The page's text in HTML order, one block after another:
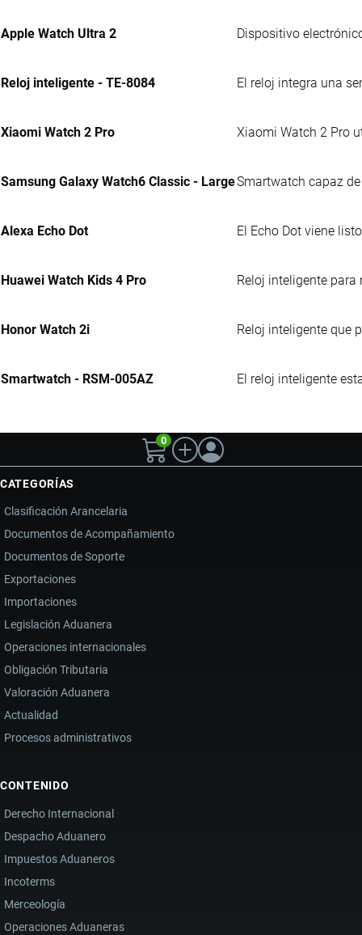
Apple Watch Ultra 2 Dispositivo
Reloj inteligente - TE-8084 El reloj integra una
Xiaomi Watch 2 Pro Xiaomi Watch 2 Pro
Samsung Galaxy Watch6 Classic - LargeSmartwatch capaz
Alexa Echo Dot El Echo Dot viene
Huawei Watch Kids 4 Pro Reloj inteligente
Honor Watch 2i Reloj inteligente que
Smartwatch - RSM-005AZ El reloj inteligente
0
CATEGORÍAS
Clasificación Arancelaria
Documentos de Acompañamiento
Documentos de Soporte
Exportaciones
Importaciones
Legislación Aduanera
Operaciones internacionales
Obligación Tributaria
Valoración Aduanera
Actualidad
Procesos administrativos
CONTENIDO
Derecho Internacional
Despacho Aduanero
Impuestos Aduaneros
Incoterms
Merceología
Operaciones Aduaneras